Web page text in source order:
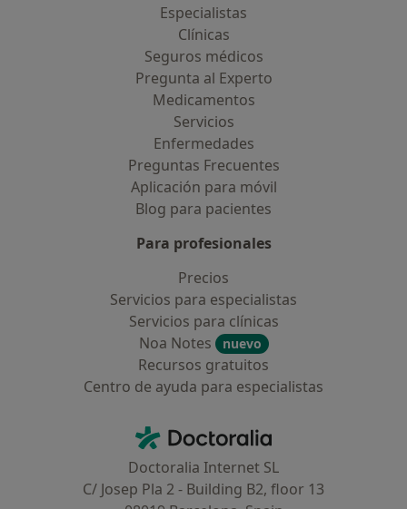
Especialistas
Clínicas
Seguros médicos
Pregunta al Experto
Medicamentos
Servicios
Enfermedades
Preguntas Frecuentes
Aplicación para móvil
Blog para pacientes
Para profesionales
Precios
Servicios para especialistas
Servicios para clínicas
Noa Notes
nuevo
Recursos gratuitos
Centro de ayuda para especialistas
Doctoralia - Página de inicio
Doctoralia Internet SL
C/ Josep Pla 2 - Building B2, floor 13